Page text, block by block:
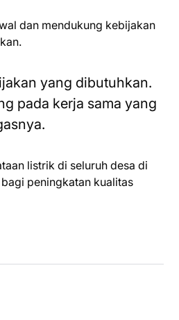
dan mendukung kebijakan
yang dibutuhkan.
pada kerja sama yang
listrik di seluruh desa di
peningkatan kualitas